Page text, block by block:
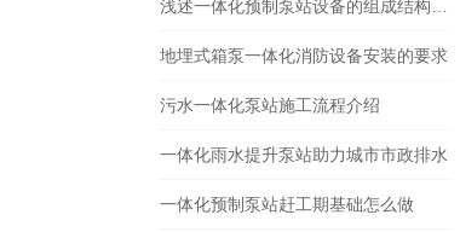
地埋式箱泵一体化消防设备安装的要求
污水一体化泵站施工流程介绍
一体化雨水提升泵站助力城市市政排水
一体化预制泵站赶工期基础怎么做